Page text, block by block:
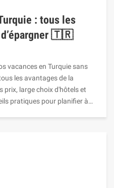
: tous les
d’épargner 🇹🇷
vacances en Turquie sans
les avantages de la
prix, large choix d'hôtels et
pratiques pour planifier à…